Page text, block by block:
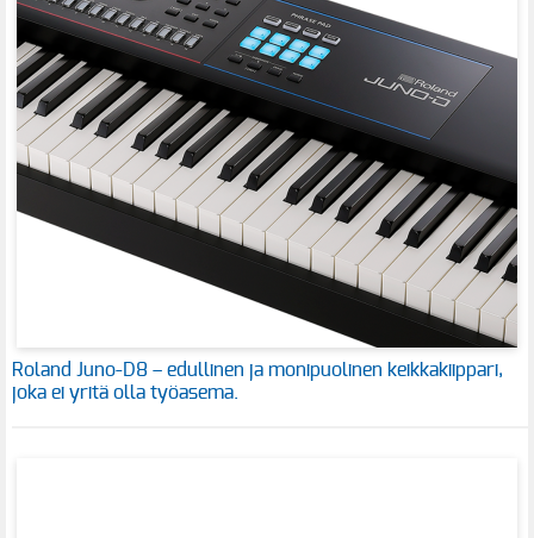
Roland Juno-D8 – edullinen ja monipuolinen keikkakiippari,
joka ei yritä olla työasema.